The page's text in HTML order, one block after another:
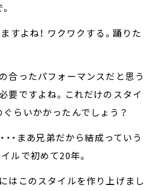
すよね！ ワクワクする。踊りた
合ったパフォーマンスだと思う
要ですよね。これだけのスタイ
らいかかったんでしょう？
・・まあ兄弟だから結成っていう
ルで初めて20年。
はこのスタイルを作り上げまし